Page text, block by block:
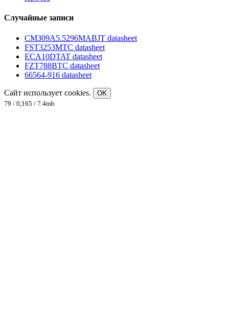
Случайные записи
CM309A5.5296MABJT datasheet
FST3253MTC datasheet
ECA10DTAT datasheet
FZT788BTC datasheet
66564-916 datasheet
Сайт использует cookies.
OK
79 / 0,165 / 7.4mb